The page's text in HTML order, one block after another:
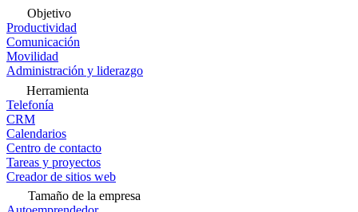
Objetivo
Productividad
Comunicación
Movilidad
Administración y liderazgo
Herramienta
Telefonía
CRM
Calendarios
Centro de contacto
Tareas y proyectos
Creador de sitios web
Tamaño de la empresa